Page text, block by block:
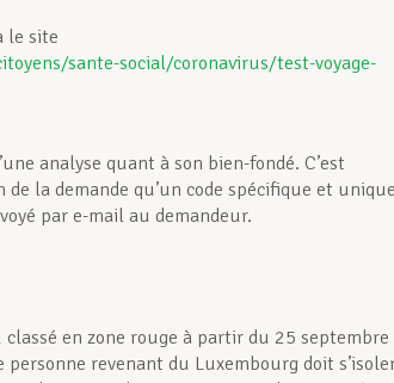
le site
sante-social/coronavirus/test-voyage-
analyse quant à son bien-fondé. C’est
la demande qu’un code spécifique et unique
par e-mail au demandeur.
en zone rouge à partir du 25 septembre
revenant du Luxembourg doit